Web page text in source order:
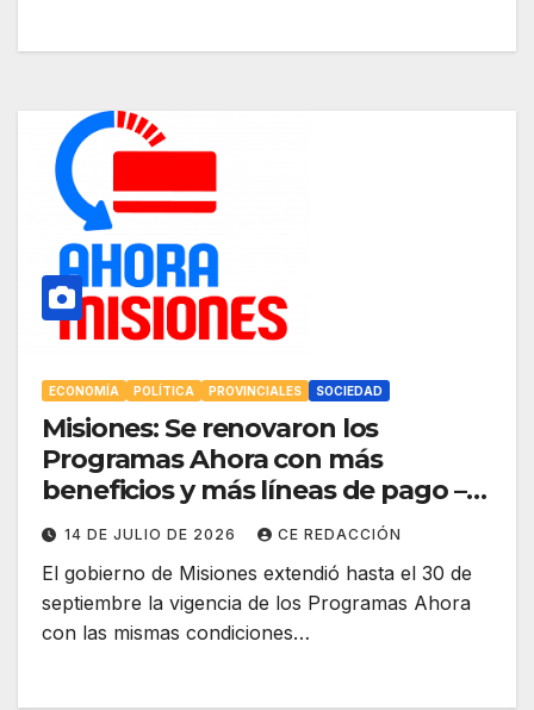
ECONOMÍA POLÍTICA PROVINCIALES SOCIEDAD
Misiones: Se renovaron los
Programas Ahora con más
beneficios y más líneas de pago –
Nueva edición del Black Friday
posadeño
14 DE JULIO DE 2026 CE REDACCIÓN
El gobierno de Misiones extendió hasta el 30 de
septiembre la vigencia de los Programas Ahora
con las mismas condiciones…